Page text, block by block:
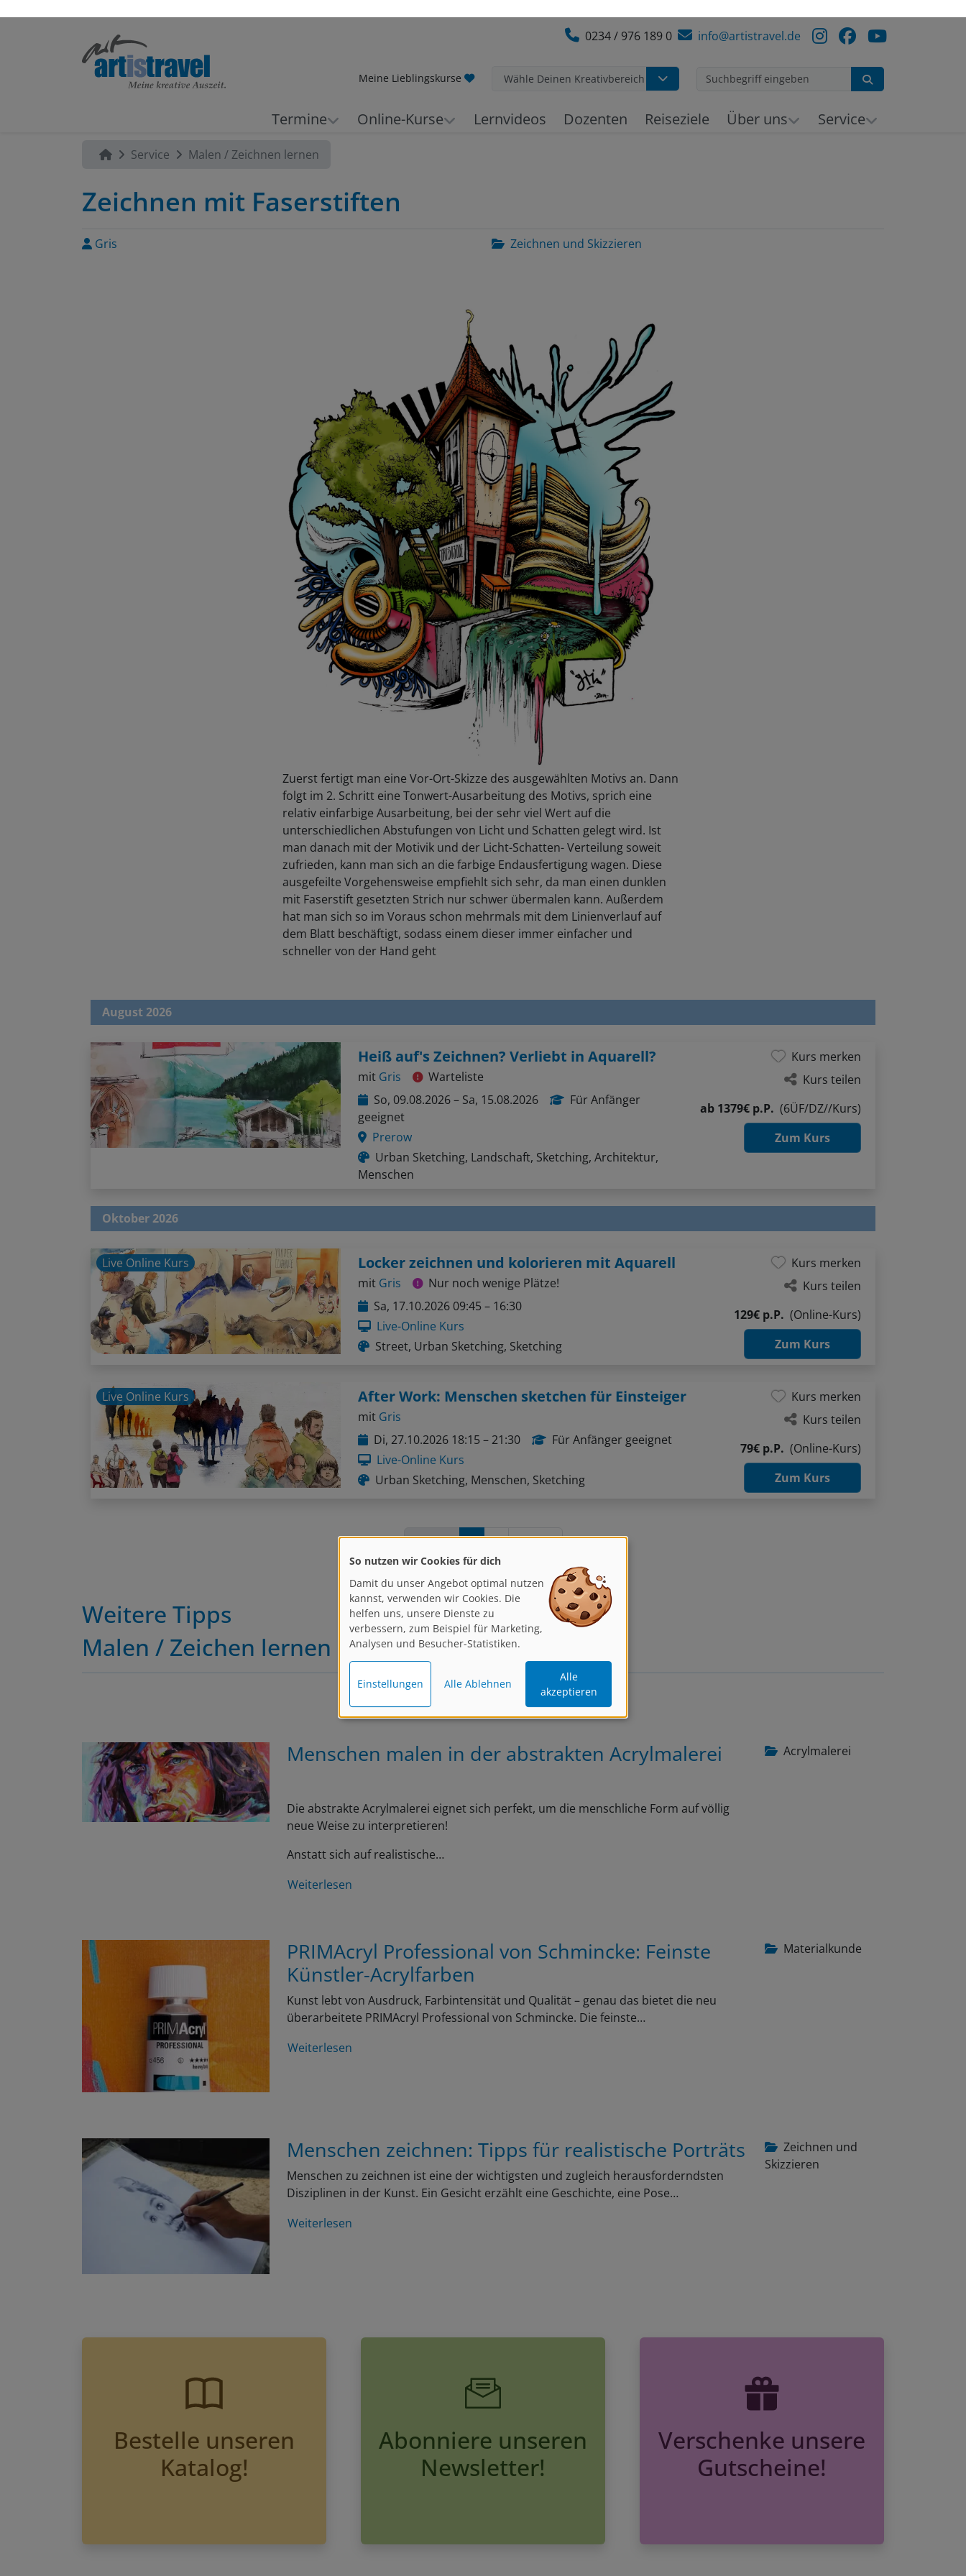
0234 / 976 189 0 info@artistravel.de
Service Malen / Zeichnen lernen
Zeichnen mit Faserstiften
Gris Zeichnen und Skizzieren
Zuerst fertigt man eine Vor-Ort-Skizze des ausgewählten Motivs an. Dann
folgt im 2. Schritt eine Tonwert-Ausarbeitung des Motivs, sprich eine
relativ einfarbige Ausarbeitung, bei der sehr viel Wert auf die
unterschiedlichen Abstufungen von Licht und Schatten gelegt wird. Ist
man danach mit der Motivik und der Licht-Schatten- Verteilung soweit
zufrieden, kann man sich an die farbige Endausfertigung wagen. Diese
ausgefeilte Vorgehensweise empfiehlt sich sehr, da man einen dunklen
mit Faserstift gesetzten Strich nur schwer übermalen kann. Außerdem
hat man sich so im Voraus schon mehrmals mit dem Linienverlauf auf
dem Blatt beschäftigt, sodass einem dieser immer einfacher und
schneller von der Hand geht
August 2026
Heiß auf's Zeichnen? Verliebt in Aquarell?
mit Gris
Warteliste
So, 09.08.2026 – Sa, 15.08.2026
Für Anfänger
geeignet
Prerow
Urban Sketching, Landschaft, Sketching, Architektur,
Menschen
Kurs merken
Kurs teilen
ab 1379€ p.P.
(6ÜF/DZ//Kurs)
Zum Kurs
Oktober 2026
Live Online Kurs Locker zeichnen und kolorieren mit Aquarell
mit Gris
Nur noch wenige Plätze!
Sa, 17.10.2026 09:45 – 16:30
Live-Online Kurs
Street, Urban Sketching, Sketching
Kurs merken
Kurs teilen
129€ p.P.
(Online-Kurs)
Zum Kurs
Live Online Kurs After Work: Menschen sketchen für Einsteiger
mit
Gris
Di, 27.10.2026 18:15 – 21:30
Für Anfänger geeignet
Live-Online Kurs
Urban Sketching, Menschen, Sketching
Kurs merken
Kurs teilen
79€ p.P.
(Online-Kurs)
Zum Kurs
Zurück 1 2 Weiter
Weitere Tipps
Malen / Zeichen lernen
Acrylmalerei
Menschen malen in der abstrakten Acrylmalerei
Die abstrakte Acrylmalerei eignet sich perfekt, um die menschliche Form auf völlig
neue Weise zu interpretieren!
Anstatt sich auf realistische…
Weiterlesen
Materialkunde
PRIMAcryl Professional von Schmincke: Feinste
Künstler-Acrylfarben
Kunst lebt von Ausdruck, Farbintensität und Qualität – genau das bietet die neu
überarbeitete PRIMAcryl Professional von Schmincke. Die feinste…
Weiterlesen
Zeichnen und
Skizzieren
Menschen zeichnen: Tipps für realistische Porträts
Menschen zu zeichnen ist eine der wichtigsten und zugleich herausforderndsten
Disziplinen in der Kunst. Ein Gesicht erzählt eine Geschichte, eine Pose…
Weiterlesen
Bestelle unseren
Katalog!
Abonniere unseren
Newsletter!
Verschenke unsere
Gutscheine!
Damit du unser Angebot optimal nutzen
kannst, verwenden wir Cookies. Die
helfen uns, unsere Dienste zu
verbessern, zum Beispiel für Marketing,
Analysen und Besucher-Statistiken.
Einstellungen
Alle
akzeptieren